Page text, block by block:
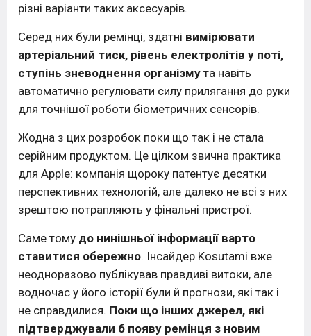
різні варіанти таких аксесуарів.
Серед них були ремінці, здатні вимірювати
артеріальний тиск, рівень електролітів у поті,
ступінь зневоднення організму та навіть
автоматично регулювати силу прилягання до руки
для точнішої роботи біометричних сенсорів.
Жодна з цих розробок поки що так і не стала
серійним продуктом. Це цілком звична практика
для Apple: компанія щороку патентує десятки
перспективних технологій, але далеко не всі з них
зрештою потрапляють у фінальні пристрої.
Саме тому до нинішньої інформації варто
ставитися обережно. Інсайдер Kosutami вже
неодноразово публікував правдиві витоки, але
водночас у його історії були й прогнози, які так і
не справдилися. Поки що інших джерел, які
підтверджували б появу ремінця з новим